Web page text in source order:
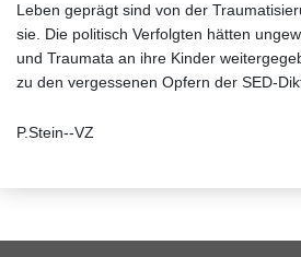
Leben geprägt sind von der
sie. Die politisch Verfolgten hätten
und Traumata an ihre Kinder
zu den vergessenen Opfern der SED-
P.Stein--VZ